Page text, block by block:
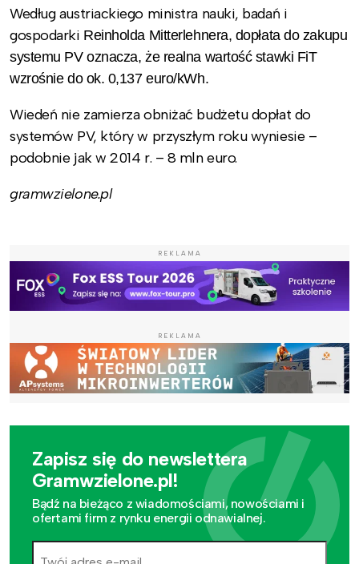
Według austriackiego ministra nauki, badań i
gospodarki Reinholda Mitterlehnera, dopłata do zakupu
systemu PV oznacza, że realna wartość stawki FiT
wzrośnie do ok. 0,137 euro/kWh.
Wiedeń nie zamierza obniżać budżetu dopłat do
systemów PV, który w przyszłym roku wyniesie –
podobnie jak w 2014 r. – 8 mln euro.
gramwzielone.pl
REKLAMA
REKLAMA
Zapisz się do newslettera
Gramwzielone.pl!
Bądź na bieżąco z wiadomościami, nowościami i
ofertami firm z rynku energii odnawialnej.